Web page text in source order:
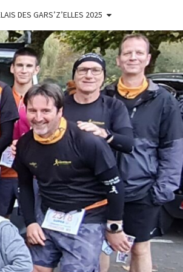
DES GARS’Z’ELLES 2025